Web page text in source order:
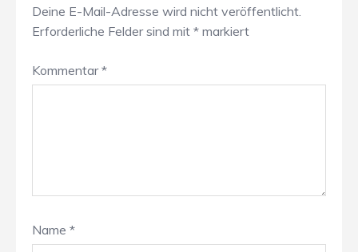
Deine E-Mail-Adresse wird nicht veröffentlicht.
Erforderliche Felder sind mit * markiert
Kommentar*
Name *